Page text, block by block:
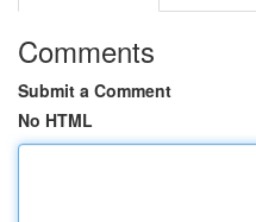
Comments
Submit a Comment
No HTML